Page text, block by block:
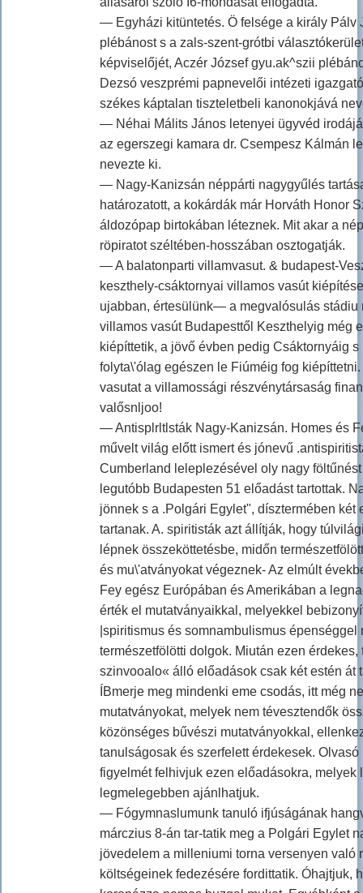
— Egyházi kitüntetés. Ö felsége a király Pálv
plébánost s a zals-szent-grótbi
képviselőjét, Aczér József gyu.ak^szii
Dezsó veszprémi papnevelői intézeti
székes káptalan tiszteletbeli kanonokjává
— Néhai Málits János letenyei ügyvéd
az egerszegi kamara dr. Csempesz Kálmán
nevezte ki.
— Nagy-Kanizsán néppárti nagygyűlés
határozatott, a kokárdák már Horváth Honor
áldozópap birtokában léteznek. Mit akar a
röpiratot széltében-hosszában osztogatják.
— A balatonparti villamvasut. & budapest-
keszthely-csáktornyai villamos vasút
ujabban, értesülünk— a megvalósulás stádiu
villamos vasút Budapesttől Keszthelyig még
kiépíttetik, a jövő évben pedig Csáktornyáig s
folyta\'ólag egészen le Fiúméig fog
vasutat a villamossági részvénytársaság
valősnljoo!
— Antisplrltlsták Nagy-Kanizsán. Homes és
művelt világ előtt ismert és jónevű
Cumberland leleplezésével oly nagy
legutóbb Budapesten 51 előadást tartottak.
jönnek s a .Polgári Egylet", dísztermében két
tartanak. A. spiritisták azt állítják, hogy
lépnek összeköttetésbe, midőn
és mu\'atványokat végeznek- Az elmúlt
Fey egész Európában és Amerikában a
érték el mutatványaikkal, melyekkel
|spiritismus és somnambulismus épenséggel
természetfölötti dolgok. Miután ezen érdekes,
szinvooalo« álló előadások csak két estén át
ÍBmerje meg mindenki eme csodás, itt még
mutatványokat, melyek nem tévesztendők
közönséges bűvészi mutatványokkal,
tanulságosak és szerfelett érdekesek.
figyelmét felhivjuk ezen előadásokra, melyek
legmelegebben ajánlhatjuk.
— Fógymnaslumunk tanuló ifjúságának
márczius 8-án tar-tatik meg a Polgári Egylet
jövedelem a milleniumi torna versenyen való
költségeinek fedezésére fordittatik. Óhajtjuk,